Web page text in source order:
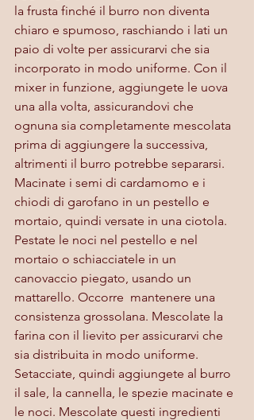
la frusta finché il burro non diventa
chiaro e spumoso, raschiando i lati un
paio di volte per assicurarvi che sia
incorporato in modo uniforme. Con il
mixer in funzione, aggiungete le uova
una alla volta, assicurandovi che
ognuna sia completamente mescolata
prima di aggiungere la successiva,
altrimenti il burro potrebbe separarsi.
Macinate i semi di cardamomo e i
chiodi di garofano in un pestello e
mortaio, quindi versate in una ciotola.
Pestate le noci nel pestello e nel
mortaio o schiacciatele in un
canovaccio piegato, usando un
mattarello. Occorre  mantenere una
consistenza grossolana. Mescolate la
farina con il lievito per assicurarvi che
sia distribuita in modo uniforme.
Setacciate, quindi aggiungete al burro
il sale, la cannella, le spezie macinate e
le noci. Mescolate questi ingredienti